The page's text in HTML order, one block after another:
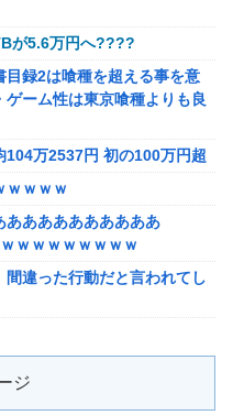
子が公開される
有率が低すぎる、何故なの
にデレるwwww
対面で高須幹弥にブチギレ
乳』に気付くｗｗｗｗ
終わるでな」と押し倒され
ｗ
体何が起きてるんだ？ｗｗ
が5.6万円へ????
録2は喰種を超える事を意
ーム性は東京喰種よりも良
104万2537円 初の100万円超
ｗｗｗｗ
ああああああああああ
ｗｗｗｗｗｗｗ
違った行動だと言われてし
いことしたの
ジ